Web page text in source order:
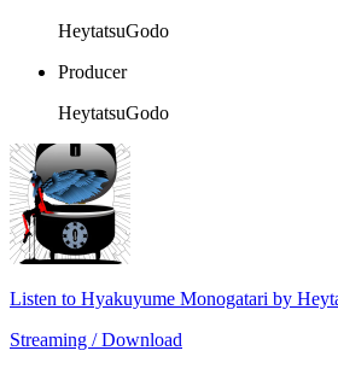
HeytatsuGodo
Producer
HeytatsuGodo
Listen to Hyakuyume Monogatari by
Streaming / Download